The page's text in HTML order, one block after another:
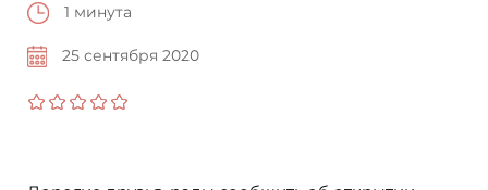
1 минута
25 сентября 2020